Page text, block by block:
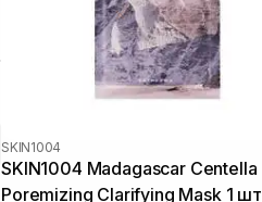
SKIN1004
SKIN1004 Madagascar Centella
Poremizing Clarifying Mask 1 шт